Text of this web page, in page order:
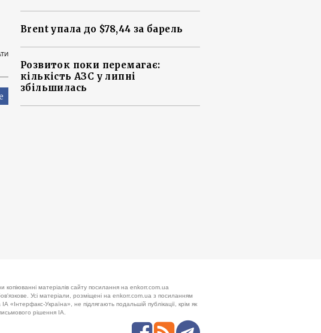
Brent упала до $78,44 за барель
Розвиток поки перемагає:
кількість АЗС у липні
збільшилась
копіюванні матеріалів сайту посилання на enkorr.com.ua
Усі матеріали, розміщені на enkorr.com.ua з посиланням
ІА «Інтерфакс-Україна», не підлягають подальшій публікації, крім як
рішення ІА.